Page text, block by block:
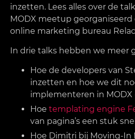
inzetten. Lees alles over de
MODX meetup georganiseerd
online marketing bureau
In drie talks hebben we meer
Hoe de developers van
inzetten en hoe we dit
implementeren in MODX
Hoe templating engine
van pagina’s een stuk
Hoe Dimitri bij Moving-In